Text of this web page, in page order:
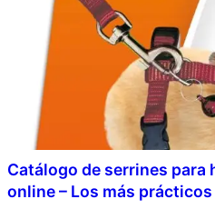
Catálogo de serrines para
online – Los más prácticos